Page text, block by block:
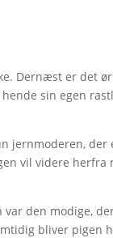
Dernæst er det
sin egen
jernmoderen,
vil videre herfra
den modige,
bliver